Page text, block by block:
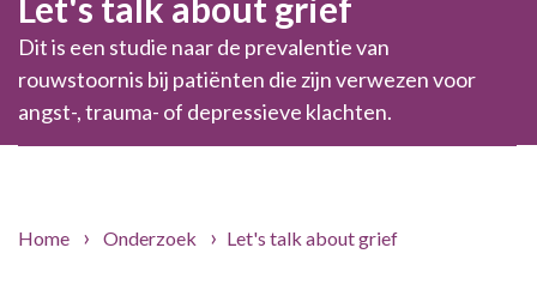
Dit is een studie naar de prevalentie van
rouwstoornis bij patiënten die zijn verwezen voor
angst-, trauma- of depressieve klachten.
Home Onderzoek Let's talk about grief